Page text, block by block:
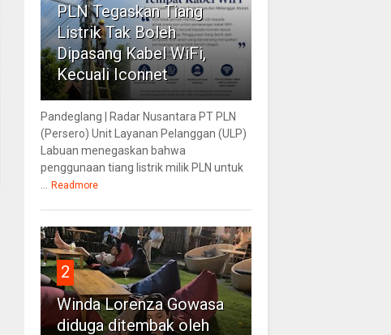
PLN Tegaskan Tiang
Listrik Tak Boleh
Dipasang Kabel WiFi,
Kecuali Iconnet
Pandeglang | Radar Nusantara PT PLN
(Persero) Unit Layanan Pelanggan (ULP)
Labuan menegaskan bahwa
penggunaan tiang listrik milik PLN untuk
Readmore
2
Winda Lorenza Gowasa
diduga ditembak oleh